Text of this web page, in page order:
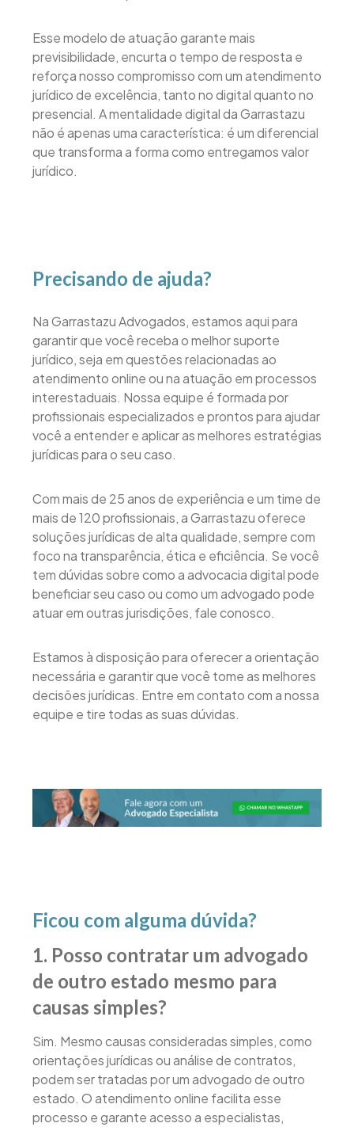
Esse modelo de atuação garante mais
previsibilidade, encurta o tempo de resposta e
reforça nosso compromisso com um atendimento
jurídico de excelência, tanto no digital quanto no
presencial. A mentalidade digital da Garrastazu
não é apenas uma característica: é um diferencial
que transforma a forma como entregamos valor
jurídico.
Precisando de ajuda?
Na Garrastazu Advogados, estamos aqui para
garantir que você receba o melhor suporte
jurídico, seja em questões relacionadas ao
atendimento online ou na atuação em processos
interestaduais. Nossa equipe é formada por
profissionais especializados e prontos para ajudar
você a entender e aplicar as melhores estratégias
jurídicas para o seu caso.
Com mais de 25 anos de experiência e um time de
mais de 120 profissionais, a Garrastazu oferece
soluções jurídicas de alta qualidade, sempre com
foco na transparência, ética e eficiência. Se você
tem dúvidas sobre como a advocacia digital pode
beneficiar seu caso ou como um advogado pode
atuar em outras jurisdições, fale conosco.
Estamos à disposição para oferecer a orientação
necessária e garantir que você tome as melhores
decisões jurídicas. Entre em contato com a nossa
equipe e tire todas as suas dúvidas.
Ficou com alguma dúvida?
1. Posso contratar um advogado
de outro estado mesmo para
causas simples?
Sim. Mesmo causas consideradas simples, como
orientações jurídicas ou análise de contratos,
podem ser tratadas por um advogado de outro
estado. O atendimento online facilita esse
processo e garante acesso a especialistas,